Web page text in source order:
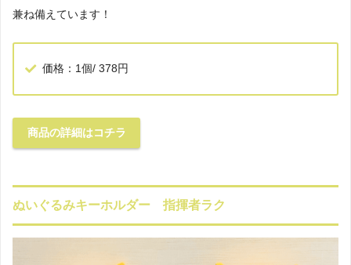
兼ね備えています！
価格：1個/ 378円
商品の詳細はコチラ
ぬいぐるみキーホルダー 指揮者ラク